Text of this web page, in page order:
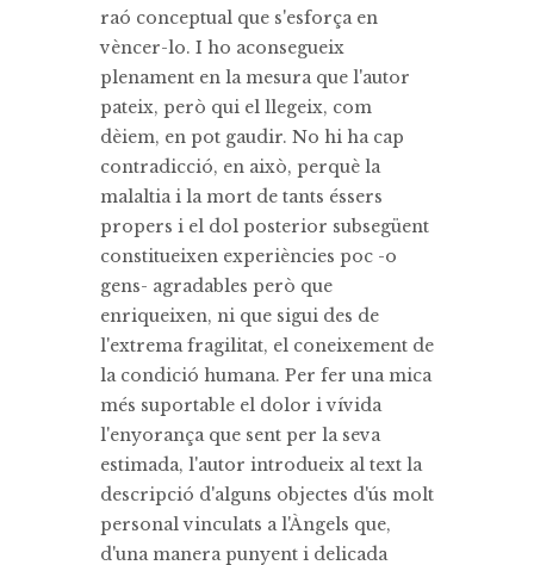
raó conceptual que s'esforça en
vèncer-lo. I ho aconsegueix
plenament en la mesura que l'autor
pateix, però qui el llegeix, com
dèiem, en pot gaudir. No hi ha cap
contradicció, en això, perquè la
malaltia i la mort de tants éssers
propers i el dol posterior subsegüent
constitueixen experiències poc -o
gens- agradables però que
enriqueixen, ni que sigui des de
l'extrema fragilitat, el coneixement de
la condició humana. Per fer una mica
més suportable el dolor i vívida
l'enyorança que sent per la seva
estimada, l'autor introdueix al text la
descripció d'alguns objectes d'ús molt
personal vinculats a l'Àngels que,
d'una manera punyent i delicada